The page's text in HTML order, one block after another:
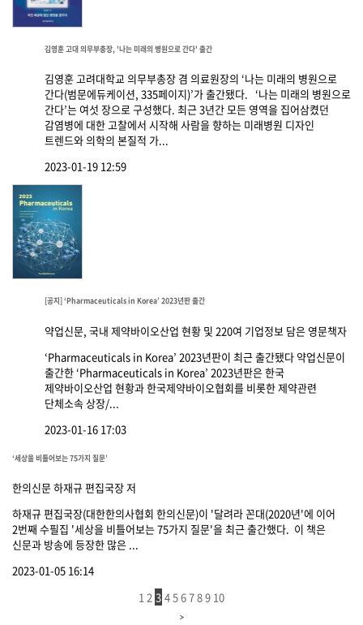
김영훈 고대 의무부총장, '나는 미래의 병원으로 간다' 출간
김영훈 고려대학교 의무부총장 겸 의료원장의 ‘나는 미래의 병원으로
간다(범문에듀케이션, 335페이지)’가 출간됐다. ‘나는 미래의 병원으로
간다’는 여섯 장으로 구성했다. 최근 3년간 모든 영역을 집어삼켰던
감염병에 대한 고찰에서 시작해 사람을 향하는 미래병원 디자인
트렌드와 의학의 본질적 가...
2023-01-19 12:59
[공지] ‘Pharmaceuticals in Korea’ 2023년판 출간
약업신문, 국내 제약바이오산업 현황 및 220여 기업정보 담은 영문책자
‘Pharmaceuticals in Korea’ 2023년판이 최근 출간됐다 약업신문이
출간한 ‘Pharmaceuticals in Korea’ 2023년판은 한국
제약바이오산업 현황과 한국제약바이오협회를 비롯한 제약관련
단체소속 상장/...
2023-01-16 17:03
‘세상을 비틀어보는 75가지 질문’
한의신문 하재규 편집국장 저
하재규 편집국장(대한한의사협회 한의신문)이 '달려라 꼰대(2020년'에 이어
2번째 수필집 '세상을 비틀어보는 75가지 질문'을 최근 출간했다. 이 책은
신문과 방송에 등장한 많은 ...
2023-01-05 16:14
1 2 3 456789 10